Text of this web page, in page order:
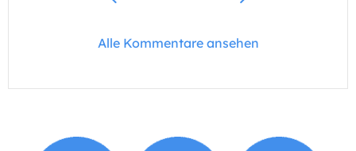
Alle Kommentare ansehen